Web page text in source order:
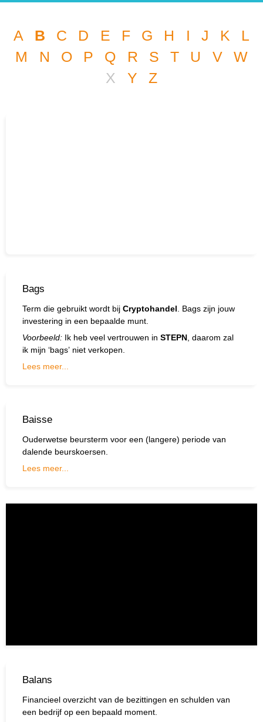
A B C D E F G H I J K
L
M
N O P Q R S T U V
W
X
Y Z
Bags
Term die gebruikt wordt bij Cryptohandel. Bags zijn jouw
investering in een bepaalde munt.
Voorbeeld: Ik heb veel vertrouwen in STEPN, daarom zal
ik mijn ‘bags’ niet verkopen.
Lees meer...
Baisse
Ouderwetse beursterm voor een (langere) periode van
dalende beurskoersen.
Lees meer...
Balans
Financieel overzicht van de bezittingen en schulden van
een bedrijf op een bepaald moment.